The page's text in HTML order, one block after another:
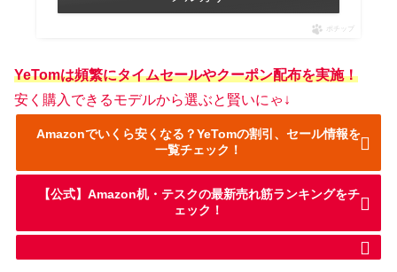
ポチップ
YeTomは頻繁にタイムセールやクーポン配布を実施！
安く購入できるモデルから選ぶと賢いにゃ↓
Amazonでいくら安くなる？YeTomの割引、セール情報を
一覧チェック！
【公式】Amazon机・テスクの最新売れ筋ランキングをチ
ェック！